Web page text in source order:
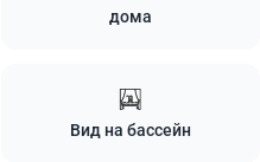
дома
Вид на бассейн